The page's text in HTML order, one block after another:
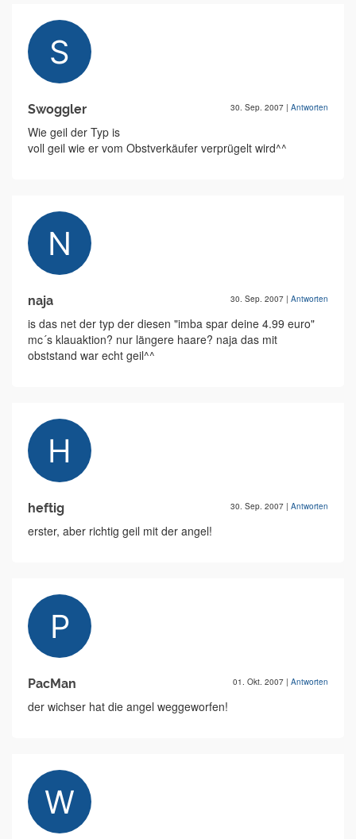
Swoggler 30. Sep. 2007 | Antworten
Wie geil der Typ is
voll geil wie er vom Obstverkäufer verprügelt wird^^
naja 30. Sep. 2007 | Antworten
is das net der typ der diesen "imba spar deine 4.99 euro"
mc´s klauaktion? nur längere haare? naja das mit
obststand war echt geil^^
heftig 30. Sep. 2007 | Antworten
erster, aber richtig geil mit der angel!
PacMan 01. Okt. 2007 | Antworten
der wichser hat die angel weggeworfen!